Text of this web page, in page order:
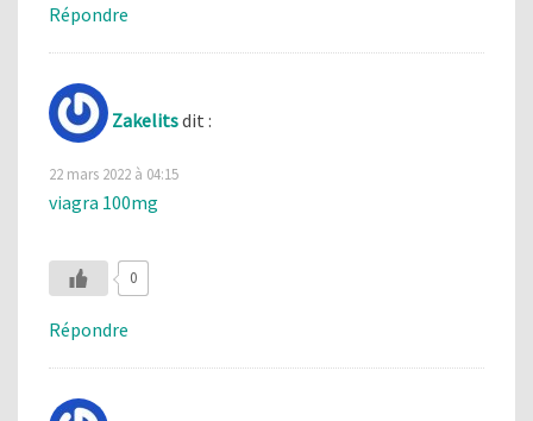
Répondre
Zakelitsdit :
22 mars 2022 à 04:15
viagra 100mg
0
Répondre